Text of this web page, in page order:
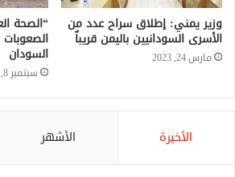
وزير يمني: إطلاق سراح عدد من
الأسرى السودانيين باليمن قريباٌ
مارس 24, 2023
“الصحة
السودان
سبتمبر 8, 2024
الأخيرة الأشهر